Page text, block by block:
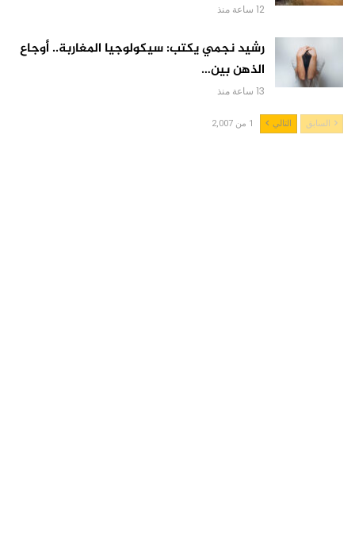
12 ساعة منذ
رشيد نجمي يكتب: سيكولوجيا المغاربة.. أوجاع
الذهن بين…
13 ساعة منذ
السابق التالي 1 من 2,007